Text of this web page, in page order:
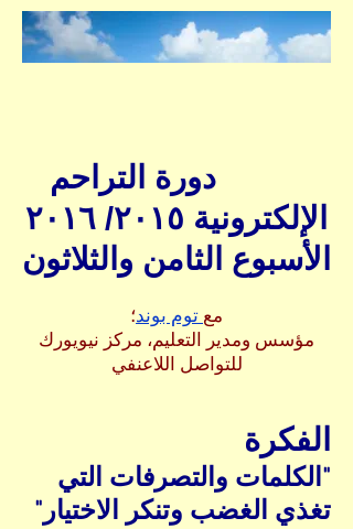
دورة التراحم
الإلكترونية ٢٠١٥/ ٢٠١٦
الأسبوع الثامن والثلاثون
مع توم بوند؛
مؤسس ومدير التعليم، مركز نيويورك
للتواصل اللاعنفي
الفكرة
"الكلمات والتصرفات التي
تغذي الغضب وتنكر الاختيار"